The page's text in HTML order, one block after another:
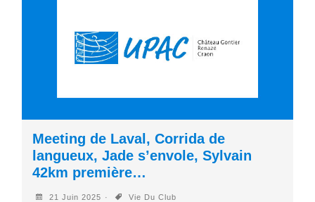
Meeting de Laval, Corrida de
langueux, Jade s’envole, Sylvain
42km première…
21 Juin 2025 Vie Du Club